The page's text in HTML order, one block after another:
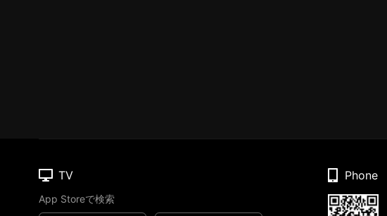
TV
App Storeで検索
Phone